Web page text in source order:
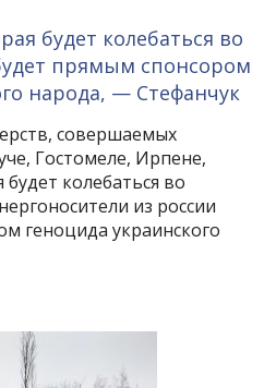
будет колебаться во
прямым спонсором
народа, — Стефанчук
совершаемых
Гостомеле, Ирпене,
колебаться во
из россии
геноцида украинского